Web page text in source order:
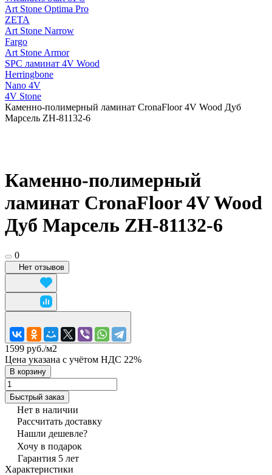
Art Stone Optima Pro
ZETA
Art Stone Narrow
Fargo
Art Stone Armor
SPC ламинат 4V Wood
Herringbone
Nano 4V
4V Stone
Каменно-полимерный ламинат CronaFloor 4V Wood Дуб
Марсель ZH-81132-6
Каменно-полимерный
ламинат CronaFloor 4V Wood
Дуб Марсель ZH-81132-6
0
Нет отзывов
1599 руб./м2
Цена указана с учётом НДС 22%
В корзину
Быстрый заказ
Нет в наличии
Рассчитать доставку
Нашли дешевле?
Хочу в подарок
Гарантия 5 лет
Характеристики